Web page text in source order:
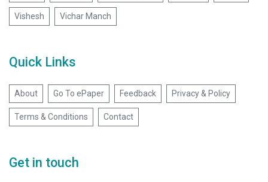
Vishesh Vichar Manch
Quick Links
About Go To ePaper Feedback Privacy & Policy
Terms & Conditions Contact
Get in touch